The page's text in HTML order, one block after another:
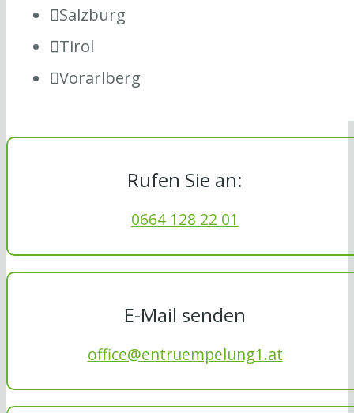
Salzburg
Tirol
Vorarlberg
Rufen Sie an:
0664 128 22 01
E-Mail senden
office@entruempelung1.at